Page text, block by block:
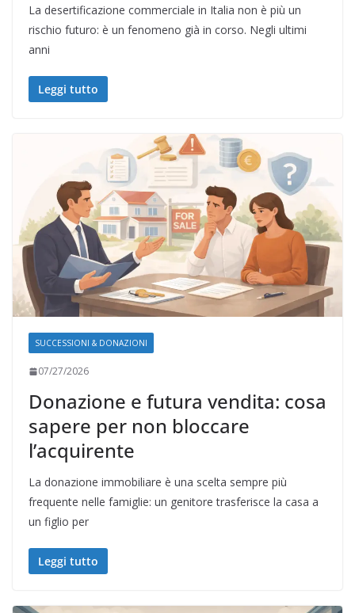
La desertificazione commerciale in Italia non è più un
rischio futuro: è un fenomeno già in corso. Negli ultimi
anni
Leggi tutto
SUCCESSIONI & DONAZIONI
07/27/2026
Donazione e futura vendita: cosa
sapere per non bloccare
l’acquirente
La donazione immobiliare è una scelta sempre più
frequente nelle famiglie: un genitore trasferisce la casa a
un figlio per
Leggi tutto